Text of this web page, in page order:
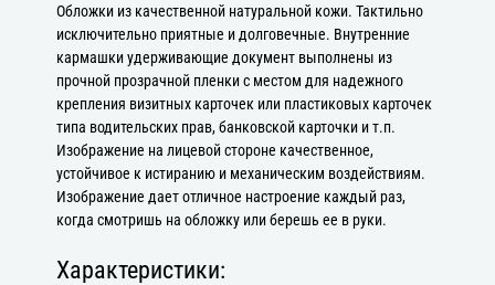
Обложки из качественной натуральной кожи. Тактильно
исключительно приятные и долговечные. Внутренние
кармашки удерживающие документ выполнены из
прочной прозрачной пленки с местом для надежного
крепления визитных карточек или пластиковых карточек
типа водительских прав, банковской карточки и т.п.
Изображение на лицевой стороне качественное,
устойчивое к истиранию и механическим воздействиям.
Изображение дает отличное настроение каждый раз,
когда смотришь на обложку или берешь ее в руки.
Характеристики: